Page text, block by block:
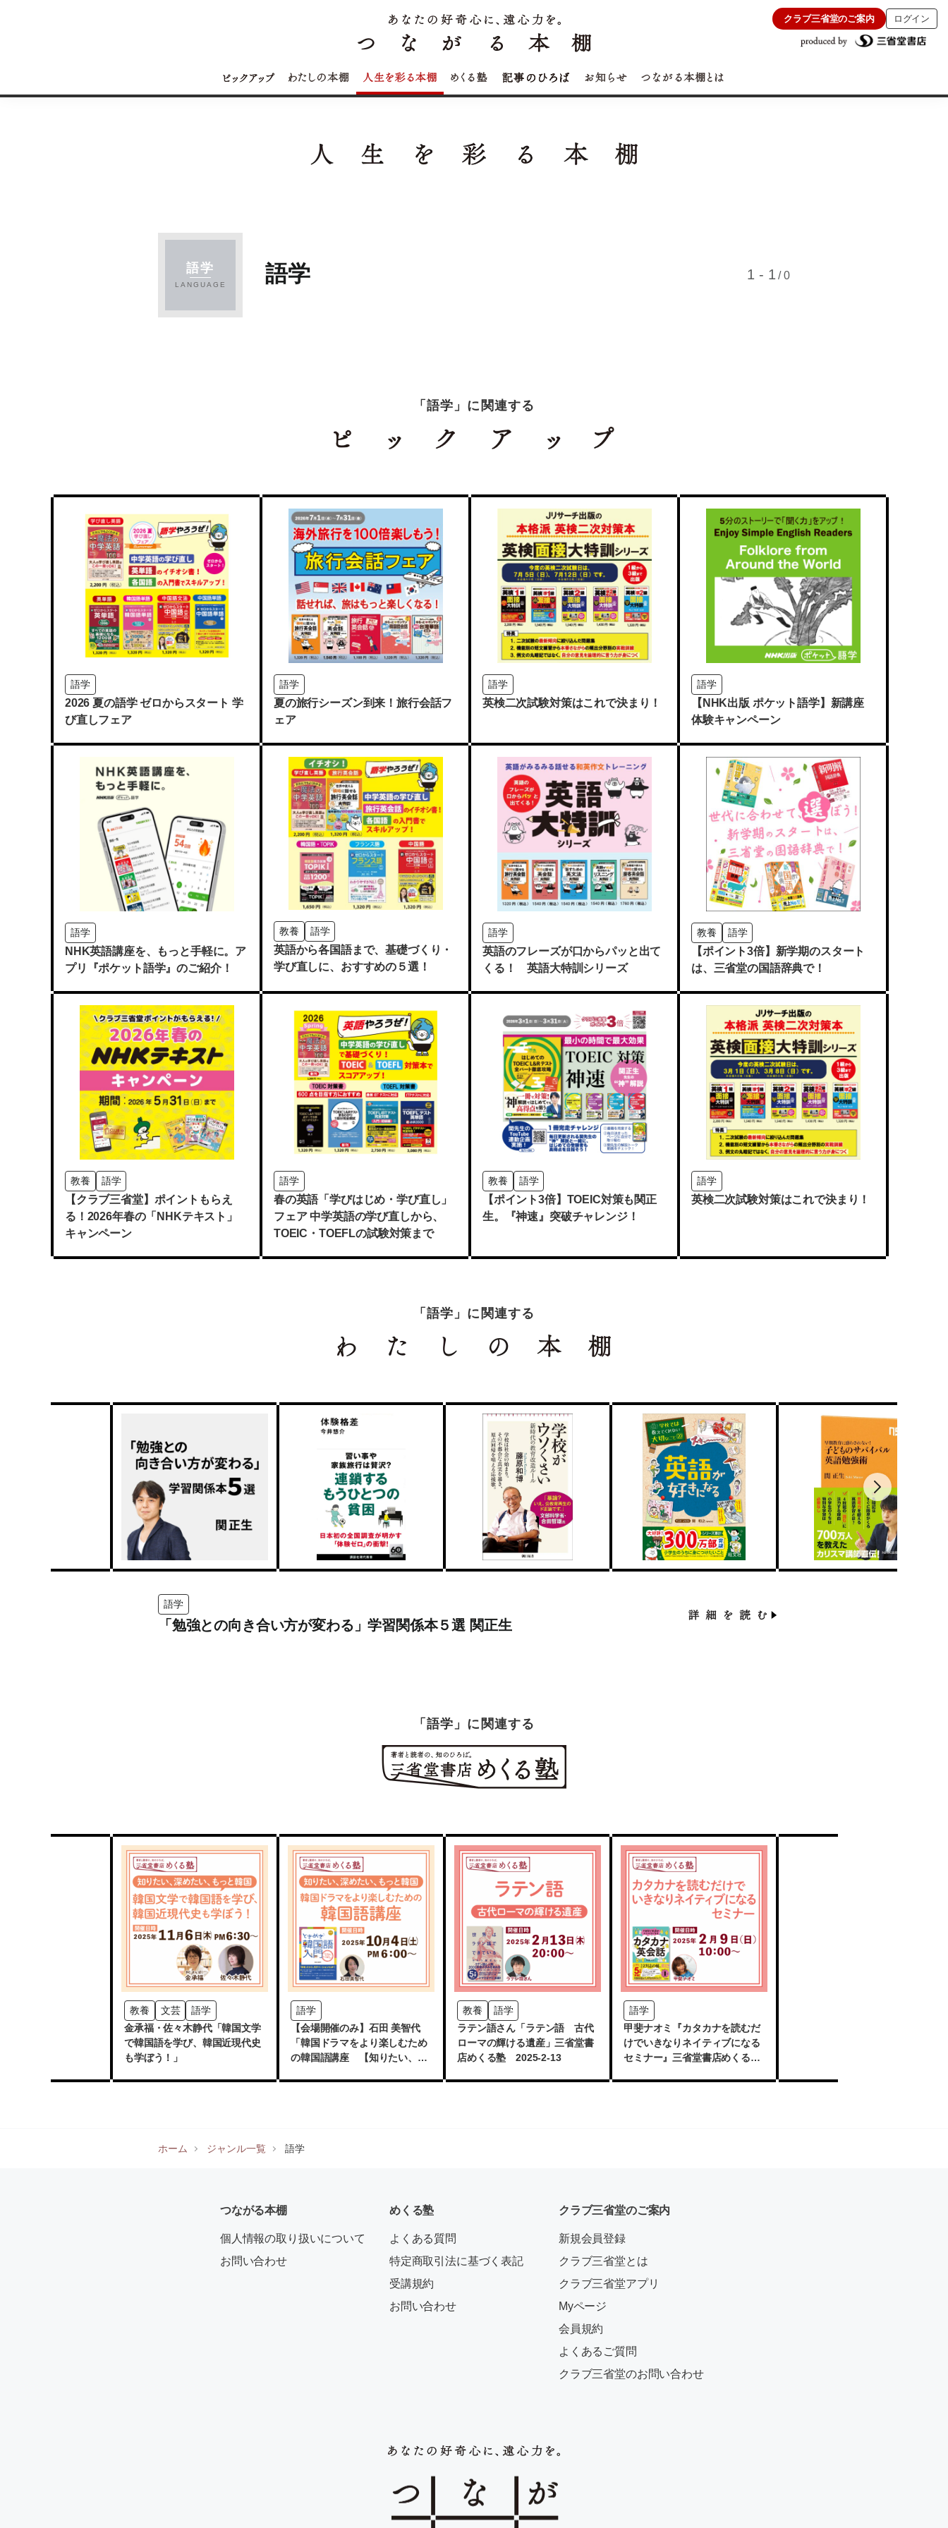
クラブ三省堂のご案内 ログイン
語学
LANGUAGE 語学 1 - 1 / 0
「語学」に関連する
語学
2026 夏の語学 ゼロからスタート 学
び直しフェア
語学
夏の旅行シーズン到来！旅行会話フ
ェア
語学
英検二次試験対策はこれで決まり！
語学
【NHK出版 ポケット語学】新講座
体験キャンペーン
語学
NHK英語講座を、もっと手軽に。ア
プリ『ポケット語学』のご紹介！
教養 語学
英語から各国語まで、基礎づくり・
学び直しに、おすすめの５選！
語学
英語のフレーズが口からパッと出て
くる！ 英語大特訓シリーズ
教養 語学
【ポイント3倍】新学期のスタート
は、三省堂の国語辞典で！
教養 語学
【クラブ三省堂】ポイントもらえ
る！2026年春の「NHKテキスト」
キャンペーン
語学
春の英語「学びはじめ・学び直し」
フェア 中学英語の学び直しから、
TOEIC・TOEFLの試験対策まで
教養 語学
【ポイント3倍】TOEIC対策も関正
生。『神速』突破チャレンジ！
語学
英検二次試験対策はこれで決まり！
「語学」に関連する
語学
「勉強との向き合い方が変わる」学習関係本５選 関正生
「語学」に関連する
教養 文芸
語学
金承福・佐々木静代「韓国文学
で韓国語を学び、韓国近現代史
も学ぼう！」
語学
【会場開催のみ】石田 美智代
「韓国ドラマをより楽しむため
の韓国語講座 【知りたい、深
教養
語学
ラテン語さん「ラテン語 古代
ローマの輝ける遺産」三省堂書
店めくる塾 2025-2-13
語学
甲斐ナオミ『カタカナを読むだ
けでいきなりネイティブになる
セミナー』三省堂書店めくる塾
ホーム ジャンル一覧 語学
つながる本棚
個人情報の取り扱いについて
お問い合わせ
めくる塾
よくある質問
特定商取引法に基づく表記
受講規約
お問い合わせ
クラブ三省堂のご案内
新規会員登録
クラブ三省堂とは
クラブ三省堂アプリ
Myページ
会員規約
よくあるご質問
クラブ三省堂のお問い合わせ